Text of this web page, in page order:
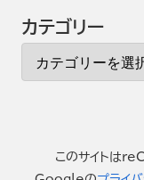
カテゴリー
このサイトは